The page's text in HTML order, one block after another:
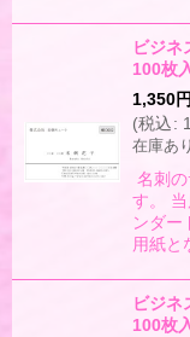
ビジ
100枚
1,350円
(税込:
在庫あり
名刺
す。
ンダー
用紙
ビジ
100枚